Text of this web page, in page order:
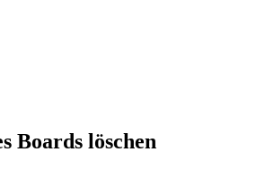
Boards löschen